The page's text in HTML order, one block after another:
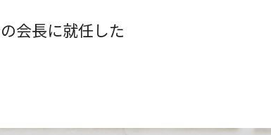
会長に就任した